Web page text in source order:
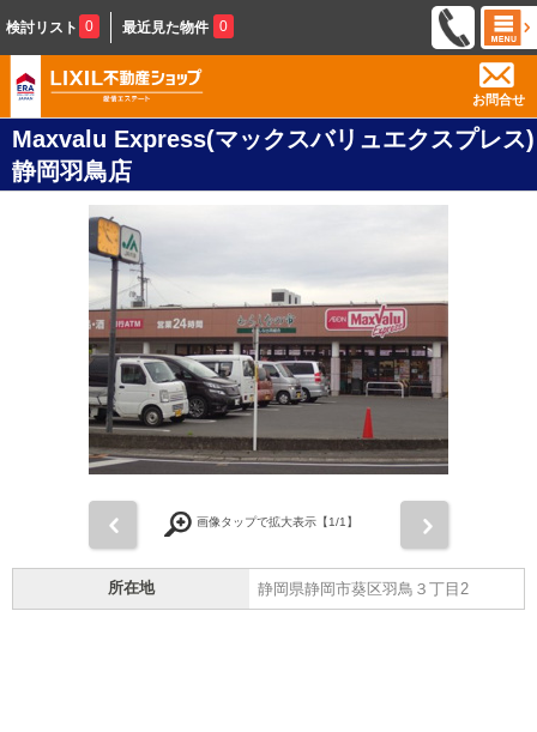
検討リスト 0 最近見た物件 0
お問合せ
Maxvalu Express(マックスバリュエクスプレス)
静岡羽鳥店
画像タップで拡大表示【1/1】
所在地 静岡県静岡市葵区羽鳥３丁目2